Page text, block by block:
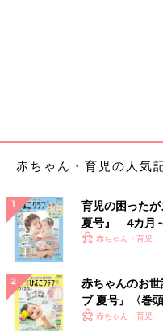
赤ちゃん・育児の人気
育児の困った
夏号』 4カ月
いっぱい！
赤ちゃん・育児
赤ちゃんのお
ブ 夏号』〈巻
く！ おっぱい
赤ちゃん・育児